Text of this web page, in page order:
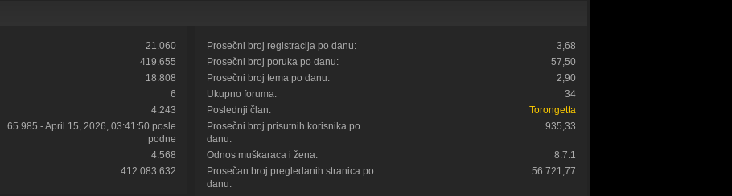
21.060
419.655
18.808
6
4.243
65.985 - April 15, 2026, 03:41:50 posle
podne
4.568
412.083.632
Prosečni broj registracija po danu:
3,68
Prosečni broj poruka po danu:
57,50
Prosečni broj tema po danu:
2,90
Ukupno foruma:
34
Poslednji član:
Torongetta
Prosečni broj prisutnih korisnika po
danu:
935,33
Odnos muškaraca i žena:
8.7:1
Prosečan broj pregledanih stranica po
danu:
56.721,77